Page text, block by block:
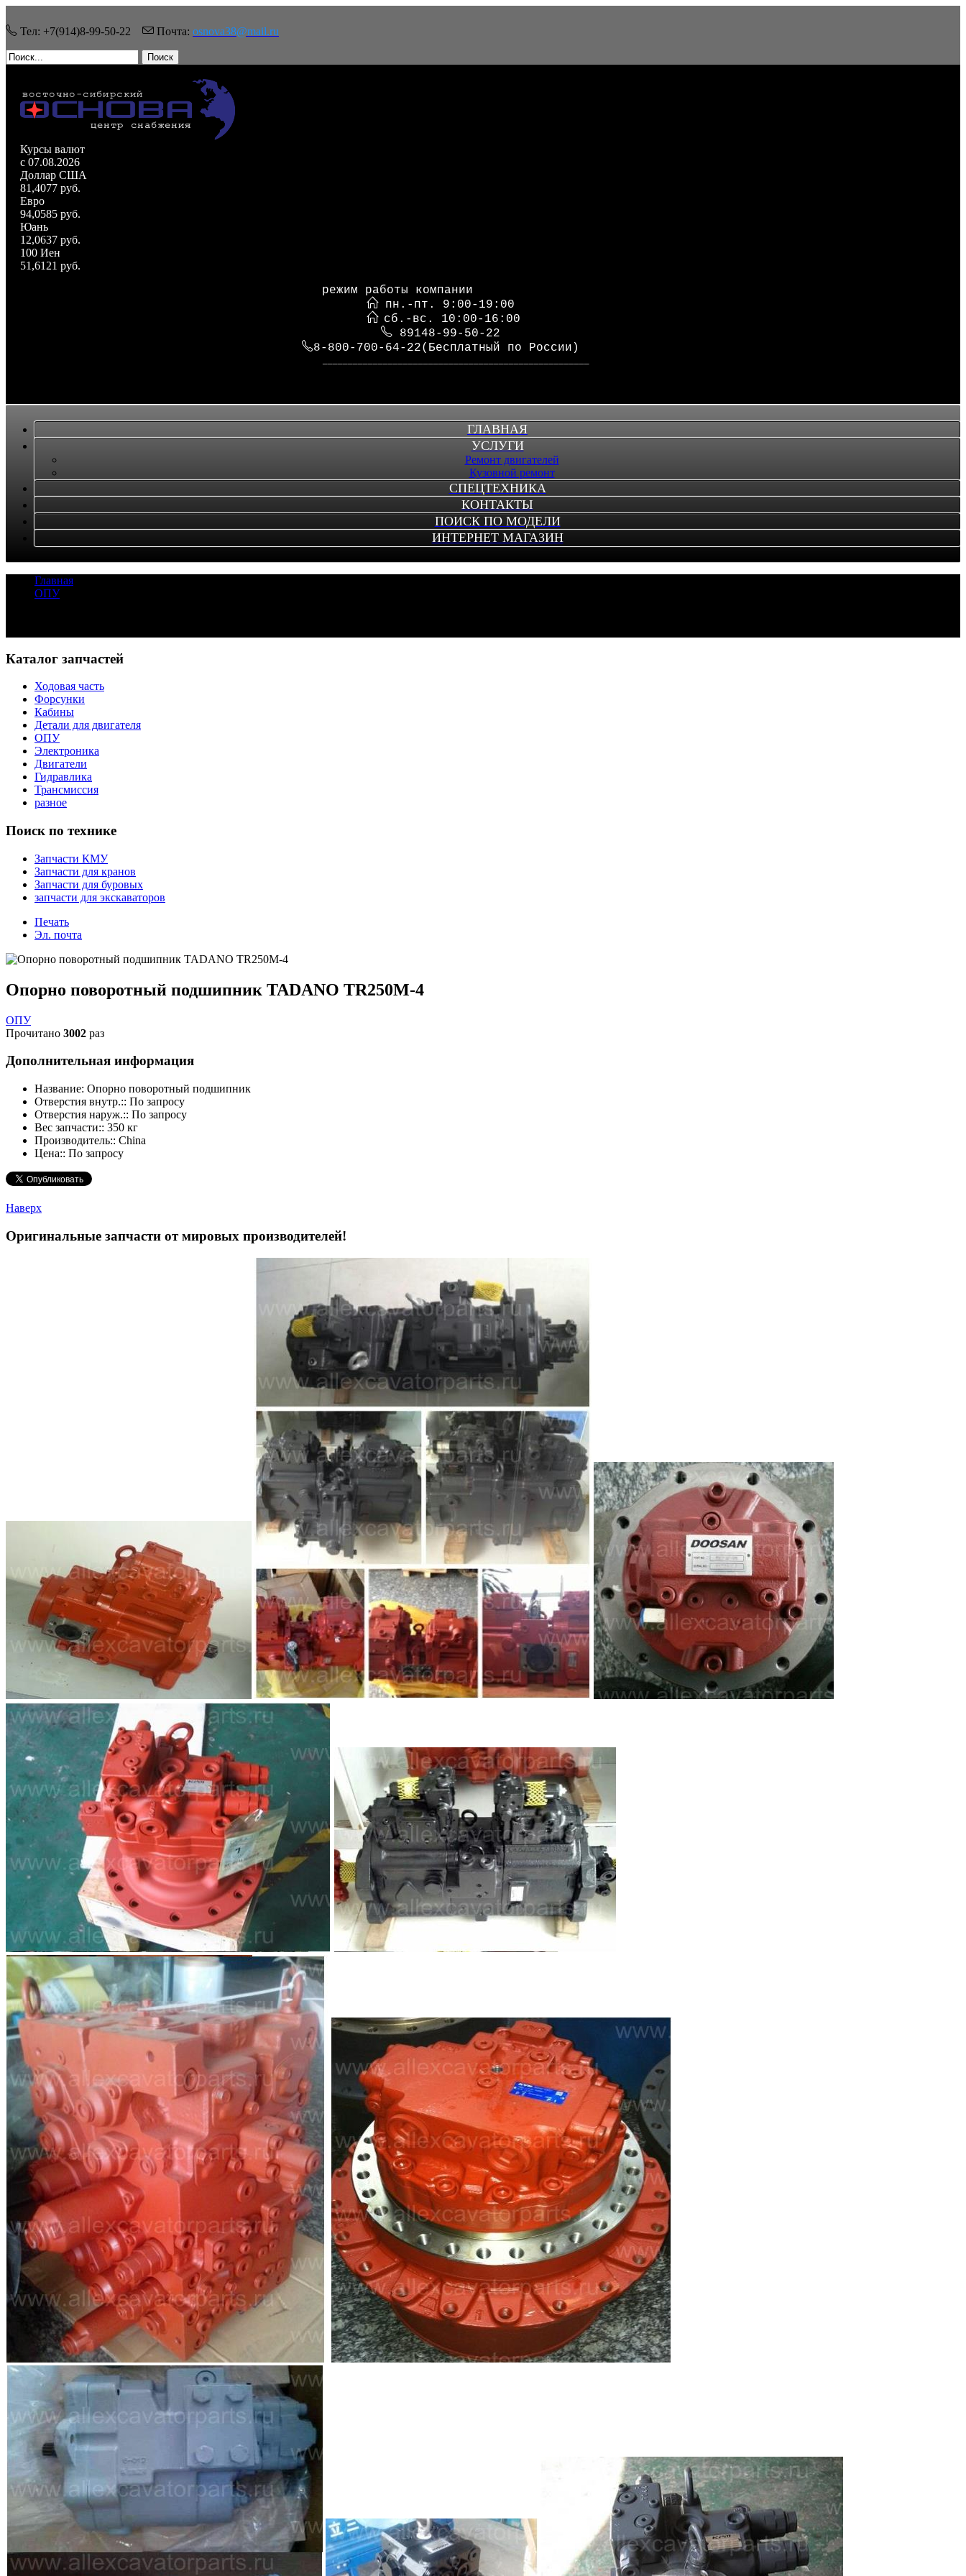
Тел: +7(914)8-99-50-22 Почта: osnova38@mail.ru
Поиск
Курсы валют
c 07.08.2026
Доллар США
81,4077 руб.
Евро
94,0585 руб.
Юань
12,0637 руб.
100 Иен
51,6121 руб.
режим работы компании
пн.-пт. 9:00-19:00
сб.-вс. 10:00-16:00
89148-99-50-22
8-800-700-64-22(Бесплатный по России)
ГЛАВНАЯ
УСЛУГИ
Ремонт двигателей
Кузовной ремонт
СПЕЦТЕХНИКА
КОНТАКТЫ
ПОИСК ПО МОДЕЛИ
ИНТЕРНЕТ МАГАЗИН
Главная
ОПУ
Каталог запчастей
Ходовая часть
Форсунки
Кабины
Детали для двигателя
ОПУ
Электроника
Двигатели
Гидравлика
Трансмиссия
разное
Поиск по технике
Запчасти КМУ
Запчасти для кранов
Запчасти для буровых
запчасти для экскаваторов
Печать
Эл. почта
Опорно поворотный подшипник TADANO TR250M-4
ОПУ
Прочитано 3002 раз
Дополнительная информация
Название: Опорно поворотный подшипник
Отверстия внутр.:: По запросу
Отверстия наруж.:: По запросу
Вес запчасти:: 350 кг
Производитель:: China
Цена:: По запросу
Наверх
Оригинальные запчасти от мировых производителей!